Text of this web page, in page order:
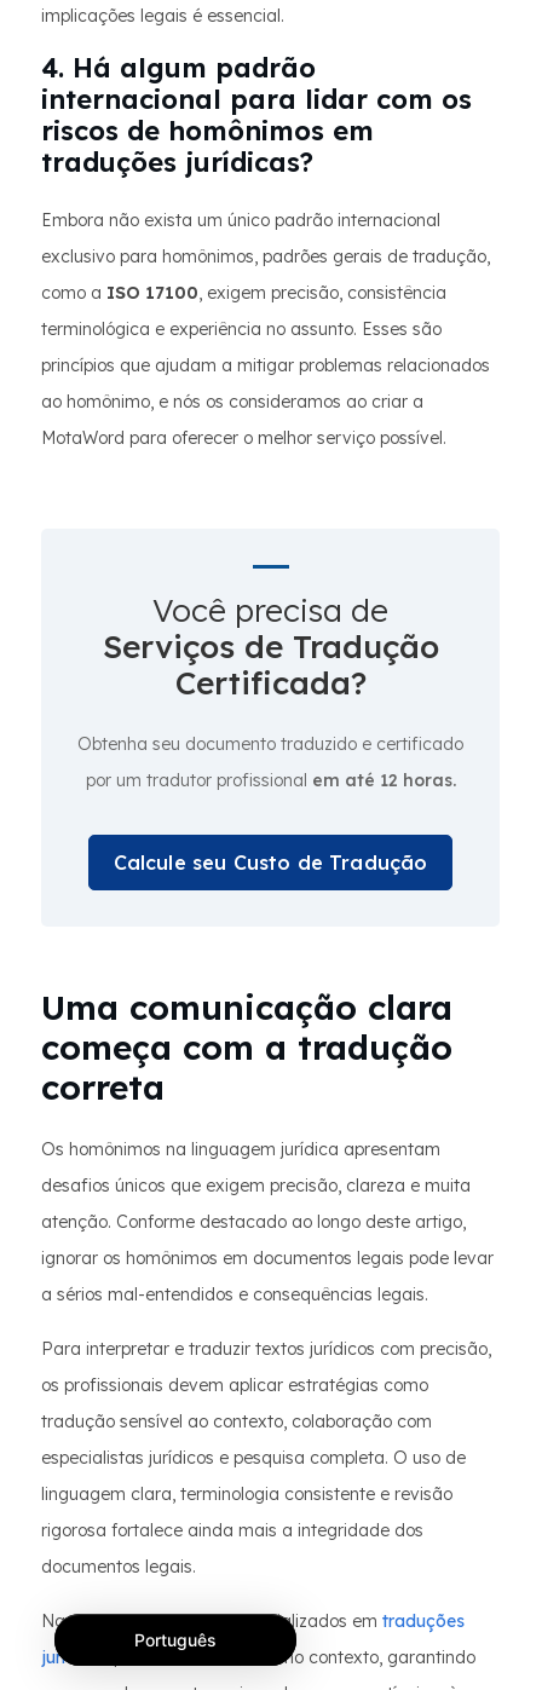
implicações legais é essencial.
4. Há algum padrão
internacional para lidar com os
riscos de homônimos em
traduções jurídicas?
Embora não exista um único padrão internacional
exclusivo para homônimos, padrões gerais de tradução,
como a ISO 17100, exigem precisão, consistência
terminológica e experiência no assunto. Esses são
princípios que ajudam a mitigar problemas relacionados
ao homônimo, e nós os consideramos ao criar a
MotaWord para oferecer o melhor serviço possível.
Você precisa de
Serviços de Tradução
Certificada?
Obtenha seu documento traduzido e certificado
por um tradutor profissional em até 12 horas.
Calcule seu Custo de Tradução
Uma comunicação clara
começa com a tradução
correta
Os homônimos na linguagem jurídica apresentam
desafios únicos que exigem precisão, clareza e muita
atenção. Conforme destacado ao longo deste artigo,
ignorar os homônimos em documentos legais pode levar
a sérios mal-entendidos e consequências legais.
Para interpretar e traduzir textos jurídicos com precisão,
os profissionais devem aplicar estratégias como
tradução sensível ao contexto, colaboração com
especialistas jurídicos e pesquisa completa. O uso de
linguagem clara, terminologia consistente e revisão
rigorosa fortalece ainda mais a integridade dos
documentos legais.
NaMotaWord, somos especializados em traduções
jurídicas
precisas e baseadas no contexto, garantindo
Português